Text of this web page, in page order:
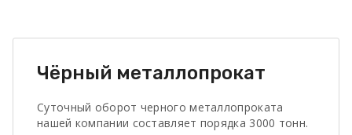
Чёрный металлопрокат
Суточный оборот черного металлопроката
нашей компании составляет порядка 3000 тонн.